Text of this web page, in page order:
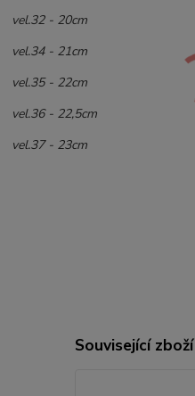
vel.32 - 20cm
vel.34 - 21cm
vel.35 - 22cm
vel.36 - 22,5cm
vel.37 - 23cm
Související zboží